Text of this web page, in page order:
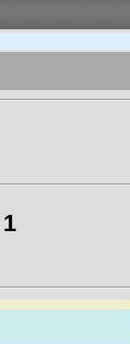
1